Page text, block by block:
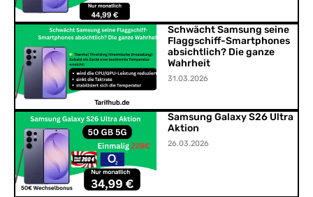
Schwächt Samsung seine
Flaggschiff-Smartphones
absichtlich? Die ganze
Wahrheit
31.03.2026
Samsung Galaxy S26 Ultra
Aktion
26.03.2026